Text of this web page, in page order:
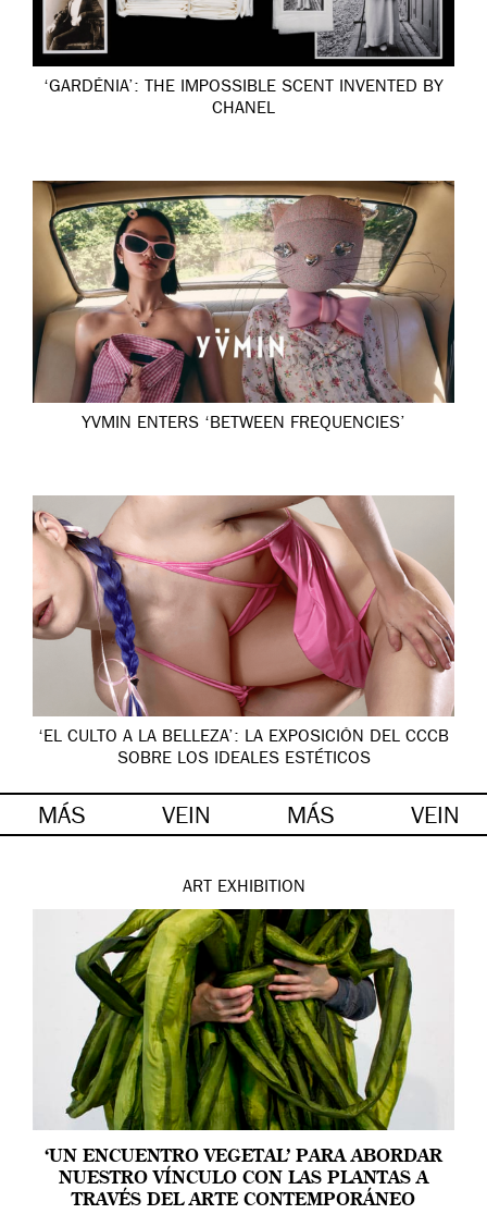
‘GARDÉNIA’: THE IMPOSSIBLE SCENT INVENTED BY
CHANEL
YVMIN ENTERS ‘BETWEEN FREQUENCIES’
‘EL CULTO A LA BELLEZA’: LA EXPOSICIÓN DEL CCCB
SOBRE LOS IDEALES ESTÉTICOS
MÁS VEIN MÁS VEIN
ART EXHIBITION
‘UN ENCUENTRO VEGETAL’ PARA ABORDAR
NUESTRO VÍNCULO CON LAS PLANTAS A
TRAVÉS DEL ARTE CONTEMPORÁNEO